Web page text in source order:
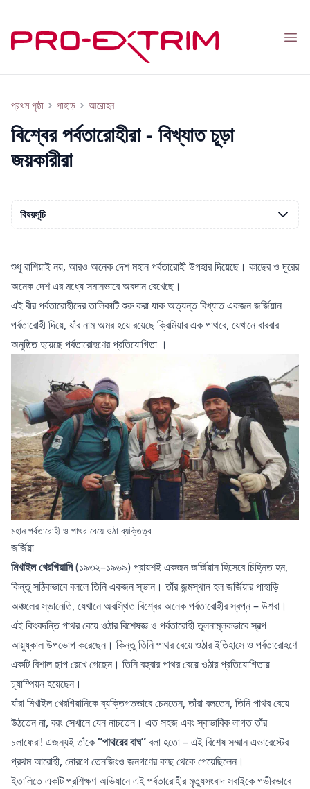
প্রথম পৃষ্ঠা পাহাড় আরোহন
সবচেয়ে বিখ্যাত পর্বতারোহীরা: খেরগিয়ানি থেকে শ্টেক
বিশ্বের পর্বতারোহীরা - বিখ্যাত চূড়া
জয়কারীরা
শুধু রাশিয়াই নয়, আরও অনেক দেশ মহান পর্বতারোহী উপহার দিয়েছে। কাছের ও দূরের
অনেক দেশ এর মধ্যে সমানভাবে অবদান রেখেছে।
এই বীর পর্বতারোহীদের তালিকাটি শুরু করা যাক অত্যন্ত বিখ্যাত একজন জর্জিয়ান
পর্বতারোহী দিয়ে, যাঁর নাম অমর হয়ে রয়েছে ক্রিমিয়ার এক পাথরে, যেখানে বারবার
অনুষ্ঠিত হয়েছেপর্বতারোহণের প্রতিযোগিতা ।
মহান পর্বতারোহী ও পাথর বেয়ে ওঠা ব্যক্তিত্ব
জর্জিয়া
মিখাইল খেরগিয়ানি(১৯৩২–১৯৬৯) প্রায়শই একজন জর্জিয়ান হিসেবে চিহ্নিত হন,
কিন্তু সঠিকভাবে বললে তিনি একজন স্ভান। তাঁর জন্মস্থান হল জর্জিয়ার পাহাড়ি
অঞ্চলের স্ভানেতি, যেখানে অবস্থিত বিশ্বের অনেক পর্বতারোহীর স্বপ্ন – উশবা।
এই কিংবদন্তি পাথর বেয়ে ওঠার বিশেষজ্ঞ ও পর্বতারোহী তুলনামূলকভাবে স্বল্প
আয়ুষ্কাল উপভোগ করেছেন। কিন্তু তিনিপাথর বেয়ে ওঠার ইতিহাসেও পর্বতারোহণে
একটি বিশাল ছাপ রেখে গেছেন। তিনি বহুবার পাথর বেয়ে ওঠার প্রতিযোগিতায়
চ্যাম্পিয়ন হয়েছেন।
যাঁরা মিখাইল খেরগিয়ানিকে ব্যক্তিগতভাবে চেনতেন, তাঁরা বলতেন, তিনি পাথর বেয়ে
উঠতেন না, বরং সেখানে যেন নাচতেন। এত সহজ এবং স্বাভাবিক লাগত তাঁর
চলাফেরা! এজন্যই তাঁকে“পাথরের বাঘ”বলা হতো – এই বিশেষ সম্মান এভারেস্টের
প্রথম আরোহী, নোরগে তেনজিংও জনগণের কাছ থেকে পেয়েছিলেন।
ইতালিতে একটি প্রশিক্ষণ অভিযানে এই পর্বতারোহীর মৃত্যুসংবাদ সবাইকে গভীরভাবে
বিষয়সূচি